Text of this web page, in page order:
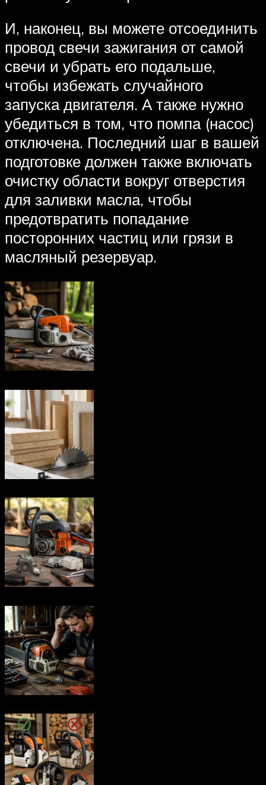
И, наконец, вы можете отсоединить
провод свечи зажигания от самой
свечи и убрать его подальше,
чтобы избежать случайного
запуска двигателя. А также нужно
убедиться в том, что помпа (насос)
отключена. Последний шаг в вашей
подготовке должен также включать
очистку области вокруг отверстия
для заливки масла, чтобы
предотвратить попадание
посторонних частиц или грязи в
масляный резервуар.